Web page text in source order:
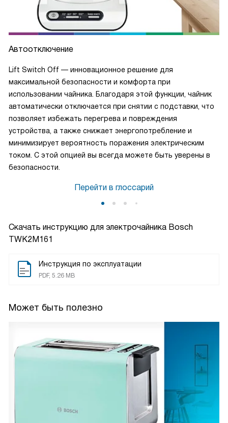
Скачать инструкцию для электрочайника Bosch
TWK2M161
Инструкция по эксплуатации
PDF, 5.26 MB
Может быть полезно
Автоотключение
Lift Switch Off — инновационное решение для
максимальной безопасности и комфорта при
использовании чайника. Благодаря этой функции, чайник
автоматически отключается при снятии с подставки, что
позволяет избежать перегрева и повреждения
устройства, а также снижает энергопотребление и
минимизирует вероятность поражения электрическим
током. С этой опцией вы всегда можете быть уверены в
безопасности.
Перейти в глоссарий